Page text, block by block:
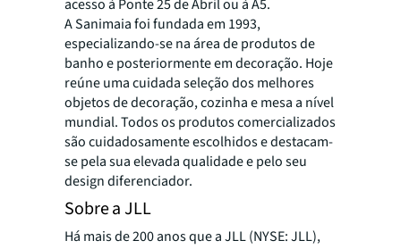
acesso à Ponte 25 de Abril ou à A5.
A Sanimaia foi fundada em 1993,
especializando-se na área de produtos de
banho e posteriormente em decoração. Hoje
reúne uma cuidada seleção dos melhores
objetos de decoração, cozinha e mesa a nível
mundial. Todos os produtos comercializados
são cuidadosamente escolhidos e destacam-
se pela sua elevada qualidade e pelo seu
design diferenciador.
Sobre a JLL
Há mais de 200 anos que a JLL (NYSE: JLL),